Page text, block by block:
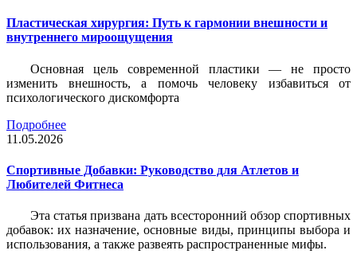
Пластическая хирургия: Путь к гармонии внешности и
внутреннего мироощущения
Основная цель современной пластики — не просто
изменить внешность, а помочь человеку избавиться от
психологического дискомфорта
Подробнее
11.05.2026
Спортивные Добавки: Руководство для Атлетов и
Любителей Фитнеса
Эта статья призвана дать всесторонний обзор спортивных
добавок: их назначение, основные виды, принципы выбора и
использования, а также развеять распространенные мифы.